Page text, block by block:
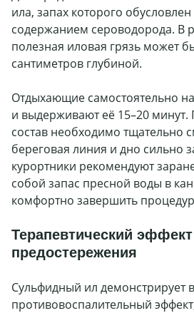
ила, запах которого
содержанием сероводорода. В
полезная иловая грязь может
сантиметров глубиной.
Отдыхающие самостоятельно
и выдерживают её 15–20 минут.
состав необходимо тщательно
береговая линия и дно сильно
курортники рекомендуют
собой запас пресной воды в
комфортно завершить
Терапевтический
предостережения
Сульфидный ил демонстрирует
противовоспалительный